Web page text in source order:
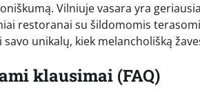
Vilniuje vasara yra
restoranai su šildomomis
unikalų, kiek melancholišką
klausimai (FAQ)